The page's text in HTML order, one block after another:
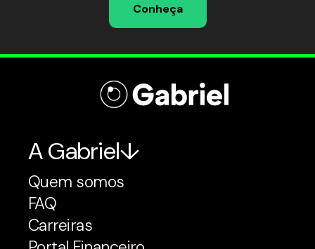
Conheça
A Gabriel
Quem somos
FAQ
Carreiras